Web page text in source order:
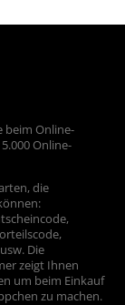
beim Online-
Online-
die
Die
zeigt Ihnen
um beim Einkauf
zu machen.